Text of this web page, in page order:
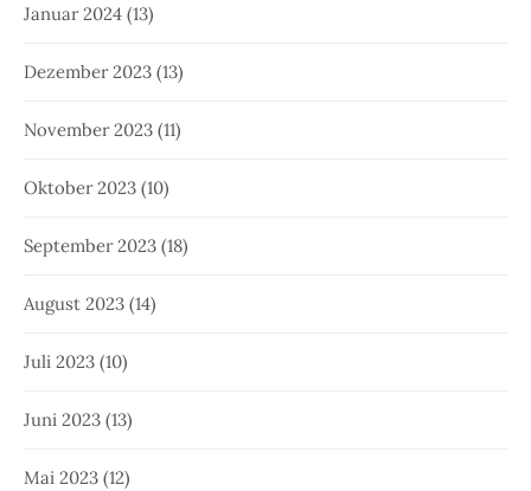
Januar 2024 (13)
Dezember 2023 (13)
November 2023 (11)
Oktober 2023 (10)
September 2023 (18)
August 2023 (14)
Juli 2023 (10)
Juni 2023 (13)
Mai 2023 (12)